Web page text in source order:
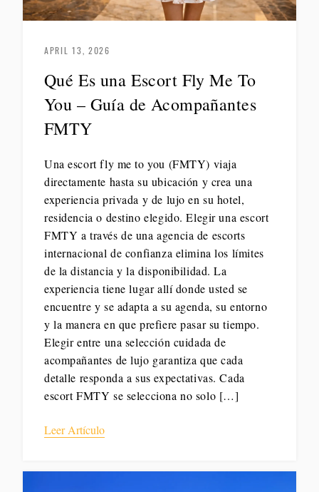
APRIL 13, 2026
Qué Es una Escort Fly Me To
You – Guía de Acompañantes
FMTY
Una escort fly me to you (FMTY) viaja
directamente hasta su ubicación y crea una
experiencia privada y de lujo en su hotel,
residencia o destino elegido. Elegir una escort
FMTY a través de una agencia de escorts
internacional de confianza elimina los límites
de la distancia y la disponibilidad. La
experiencia tiene lugar allí donde usted se
encuentre y se adapta a su agenda, su entorno
y la manera en que prefiere pasar su tiempo.
Elegir entre una selección cuidada de
acompañantes de lujo garantiza que cada
detalle responda a sus expectativas. Cada
escort FMTY se selecciona no solo […]
Leer Artículo